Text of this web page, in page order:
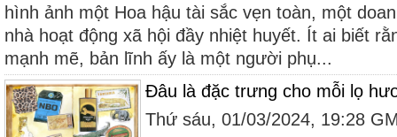
hình ảnh một Hoa hậu tài sắc vẹn toàn, một
nhà hoạt động xã hội đầy nhiệt huyết. Ít ai biết
mạnh mẽ, bản lĩnh ấy là một người phụ...
Đâu là đặc trưng cho mỗi lọ
Thứ sáu, 01/03/2024, 19:28